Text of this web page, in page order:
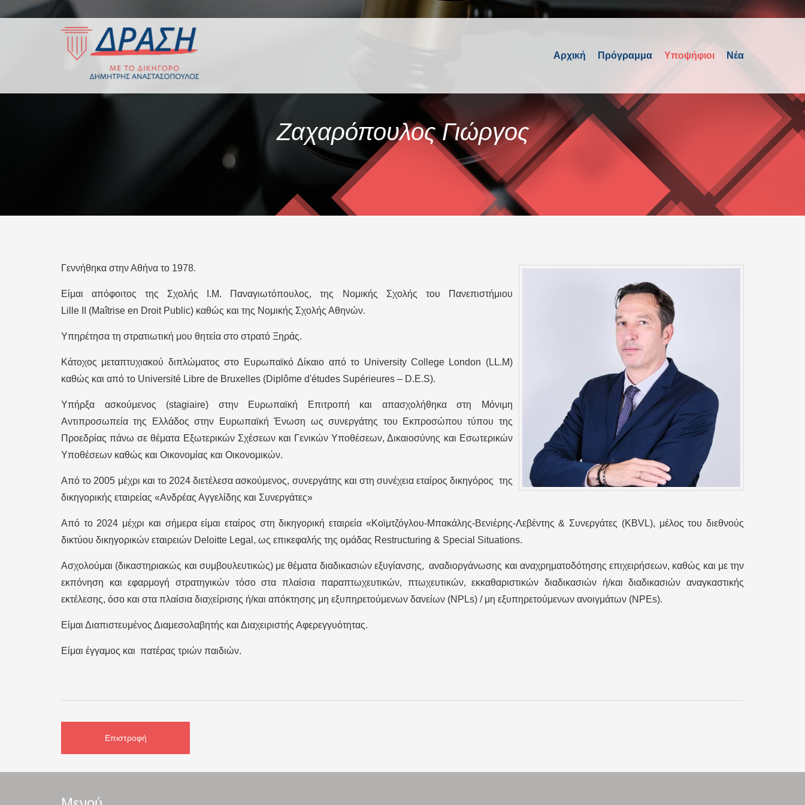
Αρχική Πρόγραμμα Υποψήφιοι Νέα
Ζαχαρόπουλος Γιώργος
Γεννήθηκα στην Αθήνα το 1978.
Είμαι απόφοιτος της Σχολής Ι.Μ. Παναγιωτόπουλος, της Νομικής Σχολής του Πανεπιστήμιου
Lille II (Maîtrise en Droit Public) καθώς και της Νομικής Σχολής Αθηνών.
Υπηρέτησα τη στρατιωτική μου θητεία στο στρατό Ξηράς.
Κάτοχος μεταπτυχιακού διπλώματος στο Ευρωπαϊκό Δίκαιο από το University College London (LL.M)
καθώς και από το Université Libre de Bruxelles (Diplôme d'études Supérieures – D.E.S).
Υπήρξα ασκούμενος (stagiaire) στην Ευρωπαϊκή Επιτροπή και απασχολήθηκα στη Μόνιμη
Αντιπροσωπεία της Ελλάδος στην Ευρωπαϊκή Ένωση ως συνεργάτης του Εκπροσώπου τύπου της
Προεδρίας πάνω σε θέματα Εξωτερικών Σχέσεων και Γενικών Υποθέσεων, Δικαιοσύνης και Εσωτερικών
Υποθέσεων καθώς και Οικονομίας και Οικονομικών.
Από το 2005 μέχρι και το 2024 διετέλεσα ασκούμενος, συνεργάτης και στη συνέχεια εταίρος δικηγόρος της
δικηγορικής εταιρείας «Ανδρέας Αγγελίδης και Συνεργάτες»
Από το 2024 μέχρι και σήμερα είμαι εταίρος στη δικηγορική εταιρεία «Κοϊμτζόγλου-Μπακάλης-Βενιέρης-Λεβέντης & Συνεργάτες (KBVL), μέλος του διεθνούς
δικτύου δικηγορικών εταιρειών Deloitte Legal, ως επικεφαλής της ομάδας Restructuring & Special Situations.
Ασχολούμαι (δικαστηριακώς και συμβουλευτικώς) με θέματα διαδικασιών εξυγίανσης, αναδιοργάνωσης και αναχρηματοδότησης επιχειρήσεων, καθώς και με την
εκπόνηση και εφαρμογή στρατηγικών τόσο στα πλαίσια παραπτωχευτικών, πτωχευτικών, εκκαθαριστικών διαδικασιών ή/και διαδικασιών αναγκαστικής
εκτέλεσης, όσο και στα πλαίσια διαχείρισης ή/και απόκτησης μη εξυπηρετούμενων δανείων (NPLs) / μη εξυπηρετούμενων ανοιγμάτων (NPEs).
Είμαι Διαπιστευμένος Διαμεσολαβητής και Διαχειριστής Αφερεγγυότητας.
Είμαι έγγαμος και πατέρας τριών παιδιών.
Επιστροφή